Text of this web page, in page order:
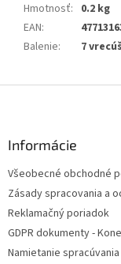
Hmotnosť: 0.2 kg
EAN:
Balenie: 7
Informácie
Všeobecné obchodné
Zásady spracovania a
Reklamačný poriadok
GDPR dokumenty -
Namietanie